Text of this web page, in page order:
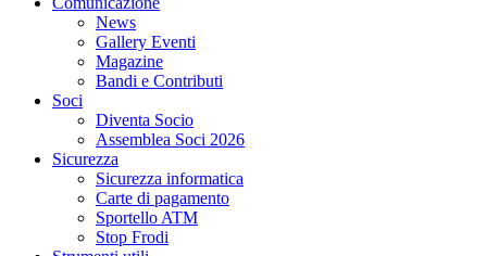
News
Gallery Eventi
Magazine
Bandi e Contributi
Soci
Diventa Socio
Assemblea Soci 2026
Sicurezza
Sicurezza informatica
Carte di pagamento
Sportello ATM
Stop Frodi